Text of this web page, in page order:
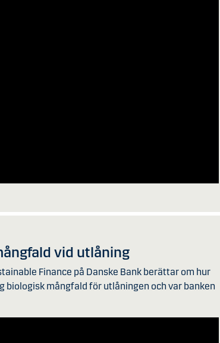
vid utlåning
Finance på Danske Bank berättar om hur
biologisk mångfald för utlåningen och var banken